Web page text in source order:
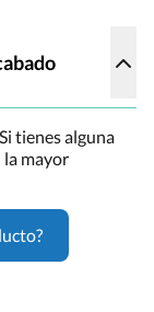
tienes alguna
la mayor